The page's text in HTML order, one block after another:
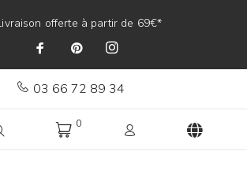
offerte à partir de 69€*
03 66 72 89 34
0